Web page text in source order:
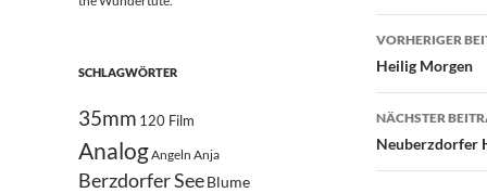
VORHERIGER
Heilig Morgen
NÄCHSTER
Neuberzdorfer
SCHLAGWÖRTER
35mm 120 Film
AnalogAngeln Anja
Berzdorfer SeeBlume